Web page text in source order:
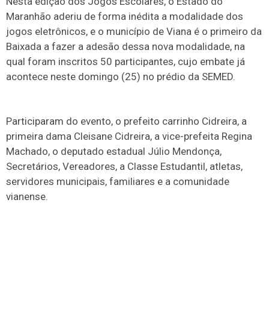
Maranhão aderiu de forma inédita a modalidade dos
jogos eletrônicos, e o município de Viana é o primeiro da
Baixada a fazer a adesão dessa nova modalidade, na
qual foram inscritos 50 participantes, cujo embate já
acontece neste domingo (25) no prédio da SEMED.
Participaram do evento, o prefeito carrinho Cidreira, a
primeira dama Cleisane Cidreira, a vice-prefeita Regina
Machado, o deputado estadual Júlio Mendonça,
Secretários, Vereadores, a Classe Estudantil, atletas,
servidores municipais, familiares e a comunidade
vianense.